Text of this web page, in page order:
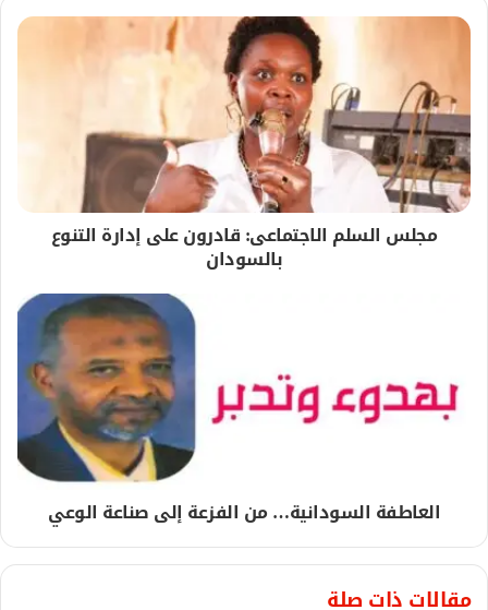
مجلس السلم الاجتماعى: قادرون على إدارة التنوع
بالسودان
العاطفة السودانية… من الفزعة إلى صناعة الوعي
مقالات ذات صلة